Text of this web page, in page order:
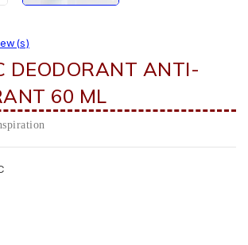
DEODORANT ANTI-
60 ML